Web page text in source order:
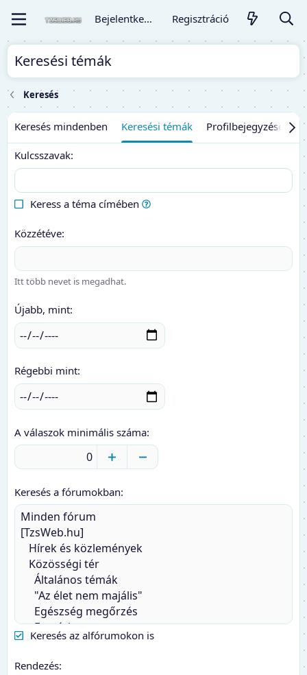
Bejelentkezés Regisztráció
Keresési témák
Keresés
Keresés mindenben Keresési témák Profilbejegyzések
Kulcsszavak
Keress a téma címében
Közzétéve
Itt több nevet is megadhat.
Újabb, mint
Régebbi mint
A válaszok minimális száma
Keresés a fórumokban
Keresés az alfórumokon is
Rendezés